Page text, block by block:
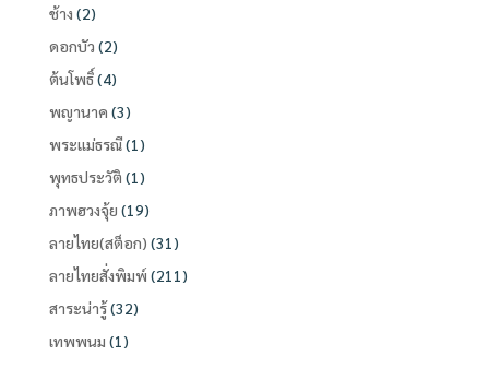
ช้าง (2)
ดอกบัว (2)
ต้นโพธิ์(4)
พญานาค (3)
พระแม่ธรณี(1)
พุทธประวัติ (1)
ภาพฮวงจุ้ย (19)
ลายไทย(สต็อก) (31)
ลายไทยสั่งพิมพ์ (211)
สาระน่ารู้(32)
เทพพนม (1)